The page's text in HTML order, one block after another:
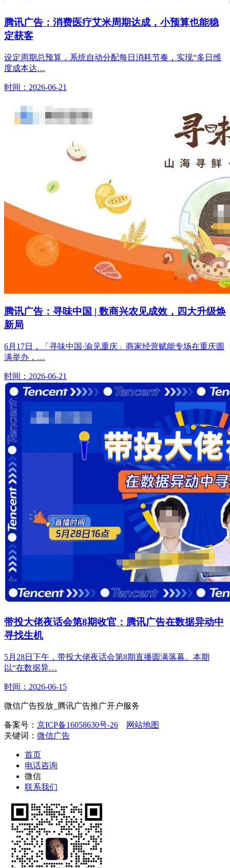
腾讯广告：消费医疗艾米周期达成，小预算也能稳
定获客
设定周期总预算，系统自动分配每日消耗节奏，实现“多日维
度成本达…
时间：2026-06-21
腾讯广告：寻味中国 | 数商兴农见成效，四大升级焕
新局
6月17日，「寻味中国·渝见重庆」商家经营赋能专场在重庆圆
满举办，…
时间：2026-06-21
带投大佬夜话会第8期收官：腾讯广告在数据异动中
寻找生机
5月28日下午，带投大佬夜话会第8期直播圆满落幕。本期
以“在数据异…
时间：2026-06-15
微信广告投放_腾讯广告推广开户服务
备案号： 京ICP备16058630号-26
网站地图
关键词： 微信广告
首页
电话咨询
微信
联系我们